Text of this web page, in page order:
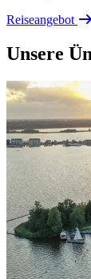
Reiseangebot
Unsere